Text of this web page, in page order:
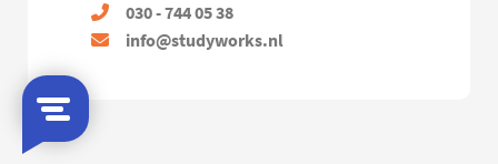
030 - 744 05 38
info@studyworks.nl